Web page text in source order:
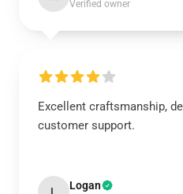
Verified owner
Excellent craftsmanship,
customer support.
Logan